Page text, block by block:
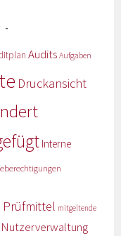
Audits Aufgaben
Druckansicht
Interne
Prüfmittel mitgeltende
Nutzerverwaltung